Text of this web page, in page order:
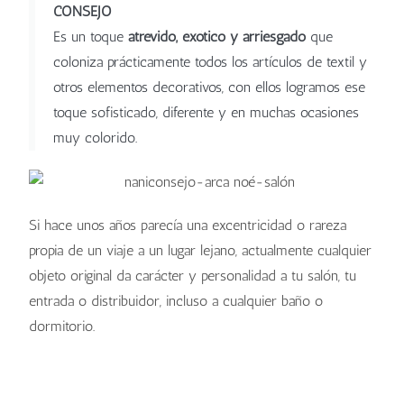
CONSEJO
Es un toqueatrevido, exótico y arriesgado que
coloniza prácticamente todos los artículos de textil y
otros elementos decorativos, con ellos logramos ese
toque sofisticado, diferente y en muchas ocasiones
muy colorido.
Si hace unos años parecía una excentricidad o rareza
propia de un viaje a un lugar lejano, actualmente cualquier
objeto original da carácter y personalidad a tu salón, tu
entrada o distribuidor, incluso a cualquier baño o
dormitorio.